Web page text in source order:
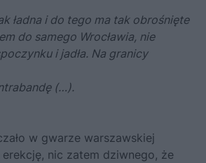
ładna i do tego ma tak obrośnięte
do samego Wrocławia, nie
i jadła. Na granicy
(…).
w gwarze warszawskiej
erekcję, nic zatem dziwnego, że